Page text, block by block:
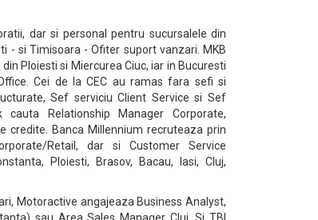
dar si personal pentru sucursalele din
- si Timisoara - Ofiter suport vanzari. MKB
Ploiesti si Miercurea Ciuc, iar in Bucuresti
Cei de la CEC au ramas fara sefi si
Sef serviciu Client Service si Sef
Relationship Manager Corporate,
credite. Banca Millennium recruteaza prin
Retail, dar si Customer Service
Ploiesti, Brasov, Bacau, Iasi, Cluj,
Motoractive angajeaza Business Analyst,